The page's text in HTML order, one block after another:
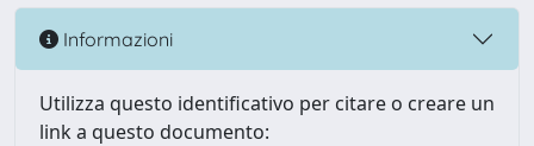
Informazioni
Utilizza questo identificativo per citare o creare un
link a questo documento: